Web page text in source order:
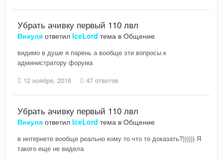
Убрать ачивку первый 110 лвл
Викуля ответил IceLord тема в Общение
видимо в душе я парень а вообще эти вопросы к
администратору форума
12 ноября, 2016
47 ответов
Убрать ачивку первый 110 лвл
Викуля ответил IceLord тема в Общение
в интернете вообще реально кому то что то доказать?)))))) Я
такого еще не видела